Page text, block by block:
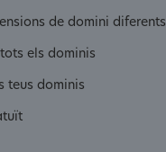
de domini diferents
els dominis
teus dominis